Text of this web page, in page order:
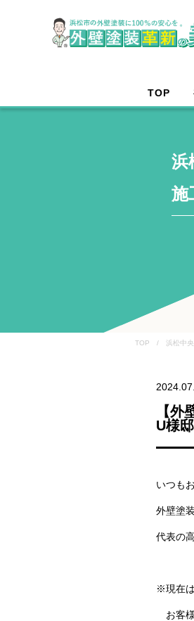
TOP
浜
施
TOP / 浜松中
【
U様邸
いつも
外壁塗
代表の
※現在
お客様